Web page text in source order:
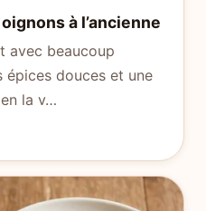
à l’ancienne
avec beaucoup
épices douces et une
la v…